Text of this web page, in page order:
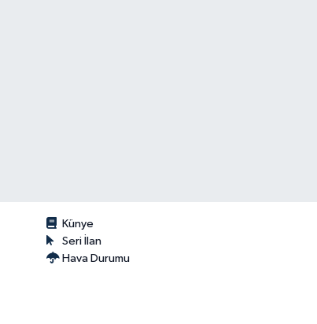
Künye
Seri İlan
Hava Durumu